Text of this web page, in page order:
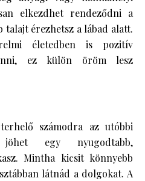
elkezdhet rendeződni a
talajt érezhetsz a lábad alatt.
életedben is pozitív
ez külön öröm lesz
számodra az utóbbi
egy nyugodtabb,
Mintha kicsit könnyebb
látnád a dolgokat. A